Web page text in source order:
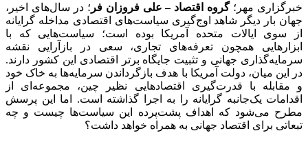
خبرگزاری مهر؛ گروه اقتصاد – علی فروزان فر ؛ در سال‌های اخیر،
جهان بار دیگر شاهد اوج‌گیری سیاست‌های اقتصادی مداخله گرایانه
از سوی ایالات متحده آمریکا بوده است؛ سیاست‌هایی که با
ابزارهایی همچون تعرفه‌های تجاری، سعی در بازآرایی نقشه
سرمایه‌گذاری جهانی و تثبیت جایگاه برتر اقتصادی این کشور دارند.
در این میان، دولت آمریکا با هدف بازگرداندن سرمایه‌ها به خاک خود
و مقابله با قدرت‌گیری اقتصادهایی نظیر چین، مجموعه‌ای از
اقدامات یک‌جانبه گرایانه را به اجرا گذاشته است. اما این پرسش
مطرح می‌شود که اهداف پشت‌پرده این سیاست‌ها چیست و چه
تبعاتی برای اقتصاد جهانی به همراه خواهد داشت؟